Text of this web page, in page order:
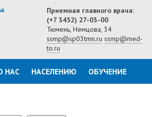
Приемная главного врача:
(+7 3452) 27-03-00
Тюмень, Немцова, 34
ssmp@sp03tmn.ru ssmp@med-
to.ru
НАС НАСЕЛЕНИЮ ОБУЧЕНИЕ